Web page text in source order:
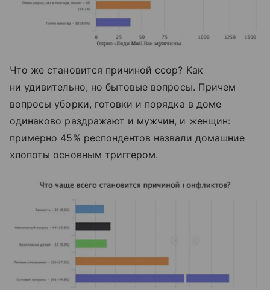
Что же становится причиной ссор? Как
ни удивительно, но бытовые вопросы. Причем
вопросы уборки, готовки и порядка в доме
одинаково раздражают и мужчин, и женщин:
примерно 45% респондентов назвали домашние
хлопоты основным триггером.